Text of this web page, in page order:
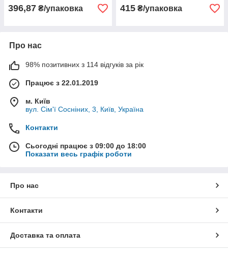
396,87 ₴/упаковка 415 ₴/упаковка
Про нас
98% позитивних з 114 відгуків за рік
Працює з 22.01.2019
м. Київ
вул. Сім'ї Сосніних, 3, Київ, Україна
Контакти
Сьогодні працює з 09:00 до 18:00
Показати весь графік роботи
Про нас
Контакти
Доставка та оплата